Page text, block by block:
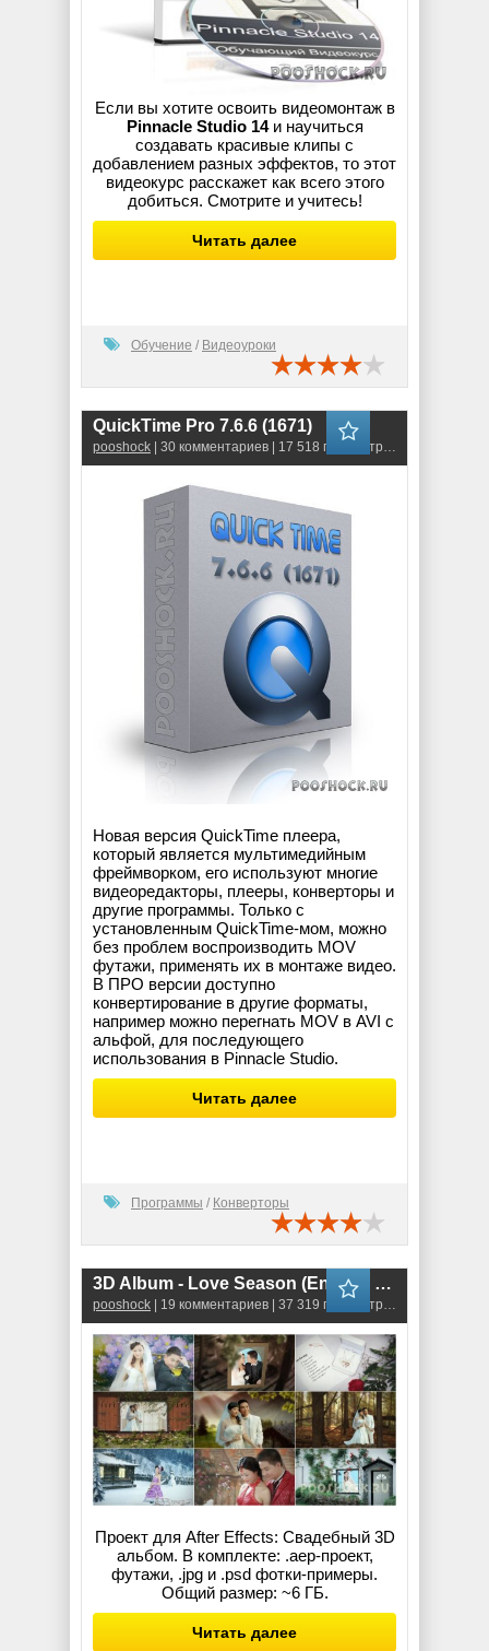
Если вы хотите освоить видеомонтаж в
Pinnacle Studio 14и научиться
создавать красивые клипы с
добавлением разных эффектов, то этот
видеокурс расскажет как всего этого
добиться. Смотрите и учитесь!
Читать далее
Обучение / Видеоуроки
QuickTime Pro 7.6.6 (1671)
pooshock | 30 комментариев | 17 518 просмотров
Новая версия QuickTime плеера,
который является мультимедийным
фреймворком, его используют многие
видеоредакторы, плееры, конверторы и
другие программы. Только с
установленным QuickTime-мом, можно
без проблем воспроизводить MOV
футажи, применять их в монтаже видео.
В ПРО версии доступно
конвертирование в другие форматы,
например можно перегнать MOV в AVI с
альфой, для последующего
использования в Pinnacle Studio.
Читать далее
Программы / Конверторы
3D Album - Love Season (English Vision)
pooshock | 19 комментариев | 37 319 просмотров
Проект для After Effects: Свадебный 3D
альбом. В комплекте: .aep-проект,
футажи, .jpg и .psd фотки-примеры.
Общий размер: ~6 ГБ.
Читать далее